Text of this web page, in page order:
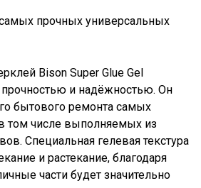
прочных универсальных
Bison Super Glue Gel
прочностью и надёжностью. Он
бытового ремонта самых
том числе выполняемых из
Специальная гелевая текстура
и растекание, благодаря
части будет значительно